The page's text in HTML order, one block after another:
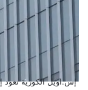
إس.اويل الكورية تعود